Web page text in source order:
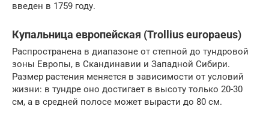
введен в 1759 году.
Купальница европейская (Trollius europaeus)
Распространена в диапазоне от степной до тундровой
зоны Европы, в Скандинавии и Западной Сибири.
Размер растения меняется в зависимости от условий
жизни: в тундре оно достигает в высоту только 20-30
см, а в средней полосе может вырасти до 80 см.